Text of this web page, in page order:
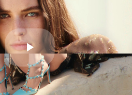
Play